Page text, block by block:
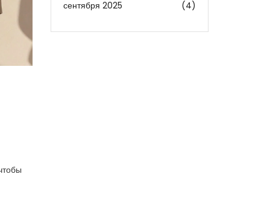
сентября 2025 (4)